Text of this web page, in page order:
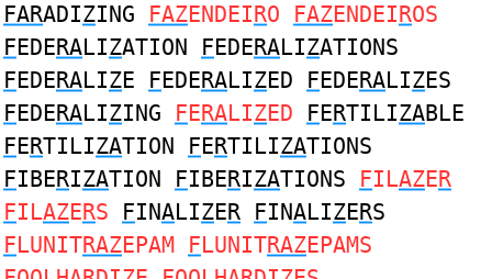
FARADIZING FAZENDEIRO FAZENDEIROS
FEDERALIZATION FEDERALIZATIONS
FEDERALIZE FEDERALIZED FEDERALIZES
FEDERALIZING FERALIZED FERTILIZABLE
FERTILIZATION FERTILIZATIONS
FIBERIZATION FIBERIZATIONS FILAZER
FILAZERS FINALIZER FINALIZERS
FLUNITRAZEPAM FLUNITRAZEPAMS